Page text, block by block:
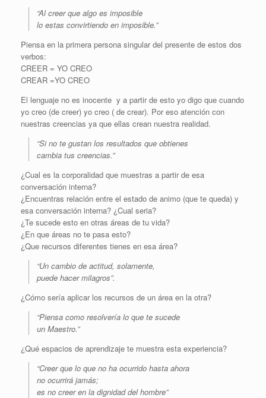
“Al creer que algo es imposible
lo estas convirtiendo en imposible.”
Piensa en la primera persona singular del presente de estos dos
verbos:
CREER = YO CREO
CREAR =YO CREO
El lenguaje no es inocente y a partir de esto yo digo que cuando
yo creo (de creer) yo creo ( de crear). Por eso atención con
nuestras creencias ya que ellas crean nuestra realidad.
“Si no te gustan los resultados que obtienes
cambia tus creencias.”
¿Cual es la corporalidad que muestras a partir de esa
conversación interna?
¿Encuentras relación entre el estado de animo (que te queda) y
esa conversación interna? ¿Cual seria?
¿Te sucede esto en otras áreas de tu vida?
¿En que áreas no te pasa esto?
¿Que recursos diferentes tienes en esa área?
“Un cambio de actitud, solamente,
puede hacer milagros”.
¿Cómo sería aplicar los recursos de un área en la otra?
“Piensa como resolvería lo que te sucede
un Maestro.”
¿Qué espacios de aprendizaje te muestra esta experiencia?
“Creer que lo que no ha ocurrido hasta ahora
no ocurrirá jamás;
es no creer en la dignidad del hombre”